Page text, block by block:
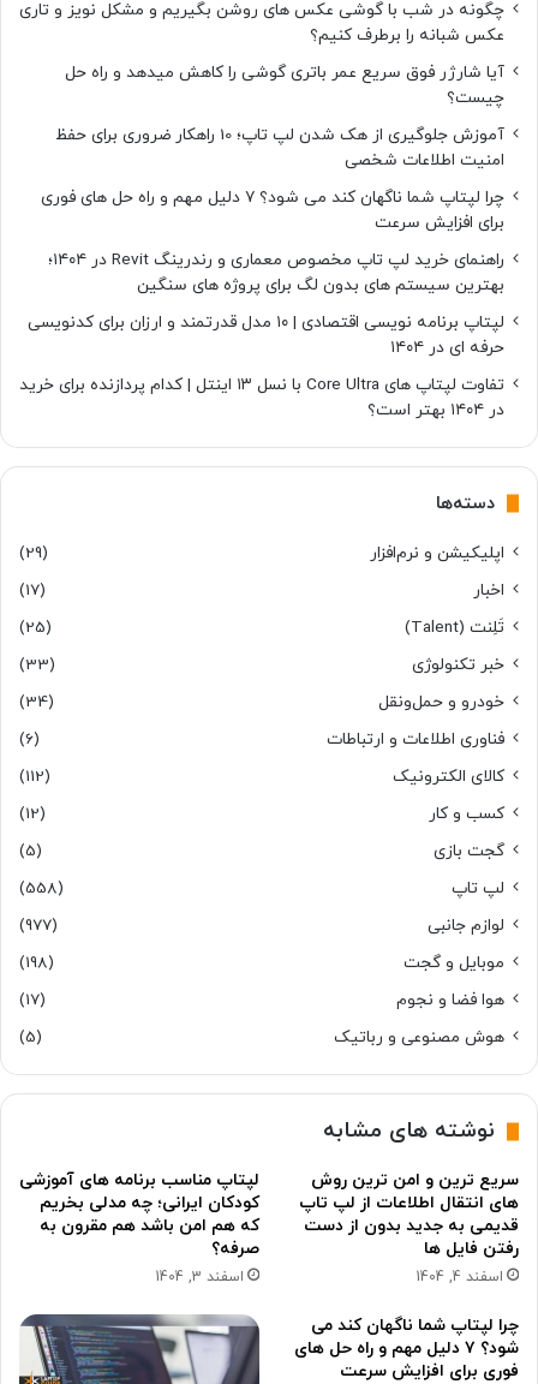
چگونه در شب با گوشی عکس های روشن بگیریم و مشکل نویز و تاری
عکس شبانه را برطرف کنیم؟
آیا شارژر فوق سریع عمر باتری گوشی را کاهش میدهد و راه حل
چیست؟
آموزش جلوگیری از هک شدن لپ تاپ؛ 10 راهکار ضروری برای حفظ
امنیت اطلاعات شخصی
چرا لپتاپ شما ناگهان کند می شود؟ ۷ دلیل مهم و راه حل های فوری
برای افزایش سرعت
راهنمای خرید لپ تاپ مخصوص معماری و رندرینگ Revit در ۱۴۰۴؛
بهترین سیستم های بدون لگ برای پروژه های سنگین
لپتاپ برنامه نویسی اقتصادی | ۱۰ مدل قدرتمند و ارزان برای کدنویسی
حرفه ای در ۱۴۰۴
تفاوت لپتاپ های Core Ultra با نسل ۱۳ اینتل | کدام پردازنده برای خرید
در ۱۴۰۴ بهتر است؟
دسته‌ها
اپلیکیشن و نرم‌افزار
(29)
اخبار
(17)
تَلِنت (Talent)
(25)
خبر تکنولوژی
(33)
خودرو و حمل‌و‌نقل
(34)
فناوری اطلاعات و ارتباطات
(6)
کالای الکترونیک
(112)
کسب و کار
(12)
گجت بازی
(5)
لپ تاپ
(558)
لوازم جانبی
(977)
موبایل و گجت
(198)
هوا فضا و نجوم
(17)
هوش مصنوعی و رباتیک
(5)
نوشته های مشابه
سریع ترین و امن ترین روش
های انتقال اطلاعات از لپ تاپ
قدیمی به جدید بدون از دست
رفتن فایل ها
اسفند 4, 1404
لپتاپ مناسب برنامه های آموزشی
کودکان ایرانی؛ چه مدلی بخریم
که هم امن باشد هم مقرون به
صرفه؟
اسفند 3, 1404
چرا لپتاپ شما ناگهان کند می
شود؟ ۷ دلیل مهم و راه حل های
فوری برای افزایش سرعت